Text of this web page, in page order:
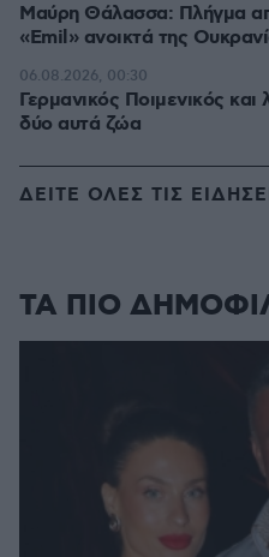
Μαύρη Θάλασσα: Πλήγμα
«Emil» ανοικτά της
Γερμανικός Ποιμενικός
δύο αυτά ζώα
06.08.2026, 00:30
ΔΕΙΤΕ ΟΛΕΣ ΤΙΣ
ΤΑ ΠΙΟ